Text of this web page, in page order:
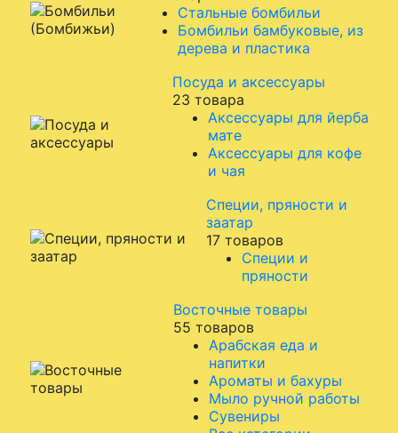
Стальные бомбильи
Бомбильи бамбуковые, из
дерева и пластика
Посуда и аксессуары
23 товара
Аксессуары для йерба
мате
Аксессуары для кофе
и чая
Специи, пряности и
заатар
17 товаров
Специи и
пряности
Восточные товары
55 товаров
Арабская еда и
напитки
Ароматы и бахуры
Мыло ручной работы
Сувениры